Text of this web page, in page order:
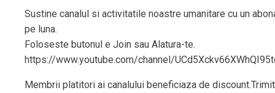
Sustine canalul si activitatile noastre umanitare cu un
pe luna.
Foloseste butonul e Join sau Alatura-te.
https://www.youtube.com/channel/
Membrii platitori ai canalului beneficiaza de